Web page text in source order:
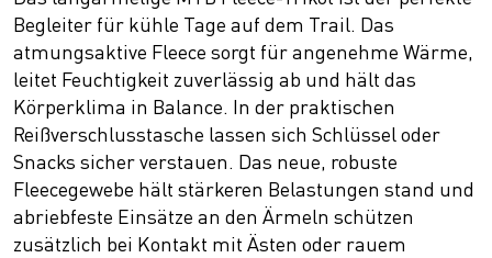
Begleiter für kühle Tage auf dem Trail. Das
atmungsaktive Fleece sorgt für angenehme Wärme,
leitet Feuchtigkeit zuverlässig ab und hält das
Körperklima in Balance. In der praktischen
Reißverschlusstasche lassen sich Schlüssel oder
Snacks sicher verstauen. Das neue, robuste
Fleecegewebe hält stärkeren Belastungen stand und
abriebfeste Einsätze an den Ärmeln schützen
zusätzlich bei Kontakt mit Ästen oder rauem